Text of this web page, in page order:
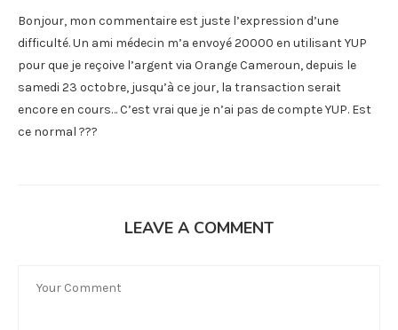
Bonjour, mon commentaire est juste l’expression d’une
difficulté. Un ami médecin m’a envoyé 20000 en utilisant YUP
pour que je reçoive l’argent via Orange Cameroun, depuis le
samedi 23 octobre, jusqu’à ce jour, la transaction serait
encore en cours… C’est vrai que je n’ai pas de compte YUP. Est
ce normal ???
LEAVE A COMMENT